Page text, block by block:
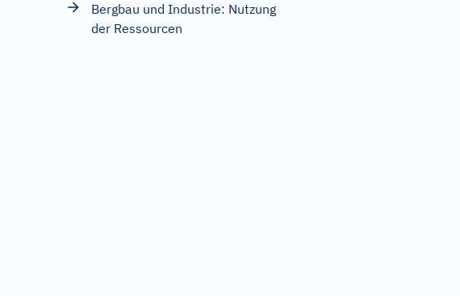
Bergbau und Industrie: Nutzung
der Ressourcen